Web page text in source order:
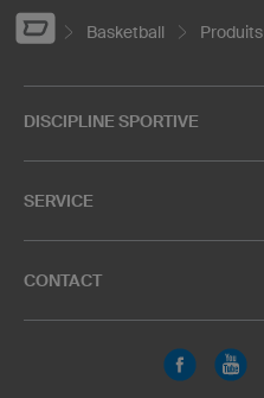
Basketball Produits
DISCIPLINE SPORTIVE
SERVICE
CONTACT